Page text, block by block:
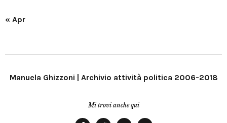
« Apr
Manuela Ghizzoni | Archivio attività politica 2006-2018
Mi trovi anche qui